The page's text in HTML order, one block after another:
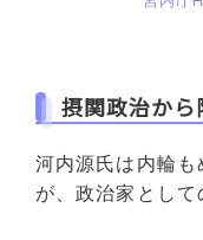
摂関政治か
河内源氏は内輪
が、政治家として